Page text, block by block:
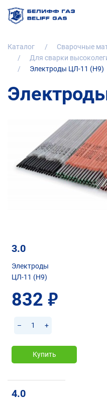
Каталог Сварочные
Для сварки
Электроды ЦЛ-11 (Н9)
3.0
Электроды
ЦЛ-11 (Н9)
832 руб.
– +
Купить
4.0